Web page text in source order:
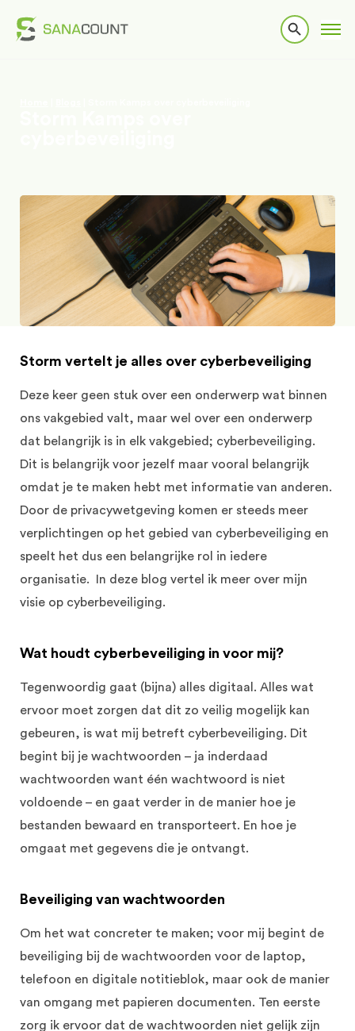
Storm vertelt je alles over cyberbeveiliging
Deze keer geen stuk over een onderwerp wat binnen
ons vakgebied valt, maar wel over een onderwerp
dat belangrijk is in elk vakgebied; cyberbeveiliging.
Dit is belangrijk voor jezelf maar vooral belangrijk
omdat je te maken hebt met informatie van anderen.
Door de privacywetgeving komen er steeds meer
verplichtingen op het gebied van cyberbeveiliging en
speelt het dus een belangrijke rol in iedere
organisatie. In deze blog vertel ik meer over mijn
visie op cyberbeveiliging.
Wat houdt cyberbeveiliging in voor mij?
Tegenwoordig gaat (bijna) alles digitaal. Alles wat
ervoor moet zorgen dat dit zo veilig mogelijk kan
gebeuren, is wat mij betreft cyberbeveiliging. Dit
begint bij je wachtwoorden – ja inderdaad
wachtwoorden want één wachtwoord is niet
voldoende – en gaat verder in de manier hoe je
bestanden bewaard en transporteert. En hoe je
omgaat met gegevens die je ontvangt.
Beveiliging van wachtwoorden
Om het wat concreter te maken; voor mij begint de
beveiliging bij de wachtwoorden voor de laptop,
telefoon en digitale notitieblok, maar ook de manier
van omgang met papieren documenten. Ten eerste
zorg ik ervoor dat de wachtwoorden niet gelijk zijn